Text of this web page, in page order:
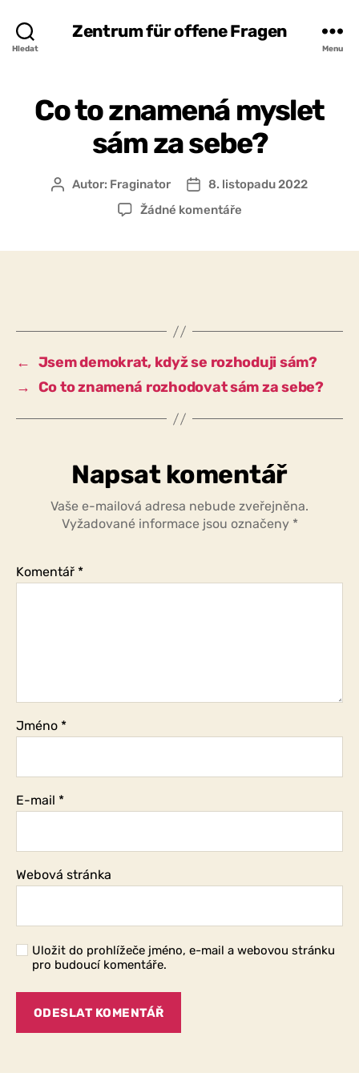
Hledat
Zentrum für offene Fragen
Menu
Co to znamená myslet
sám za sebe?
AutorAutor: Fraginator
Datum
příspěvku
8. listopadu 2022
Žádné komentářeu
myslet
za
sebe?
← Jsem demokrat, když se rozhoduji sám?
→ Co to znamená rozhodovat sám za sebe?
Napsat komentář
Vaše e-mailová adresa nebude zveřejněna.
Vyžadované informace jsou označeny *
Komentář *
Jméno *
E-mail *
Webová stránka
Uložit do prohlížeče jméno, e-mail a webovou stránku
pro budoucí komentáře.